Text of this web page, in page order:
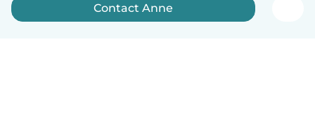
Contact Anne